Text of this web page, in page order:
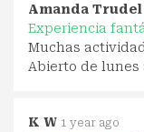
Amanda Trudel
Experiencia
Muchas
Abierto de lunes
K W 1 year ago